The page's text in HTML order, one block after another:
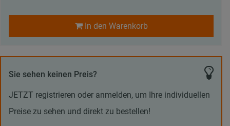
In den Warenkorb
Sie sehen keinen Preis?
JETZT registrieren oder anmelden, um Ihre individuellen
Preise zu sehen und direkt zu bestellen!